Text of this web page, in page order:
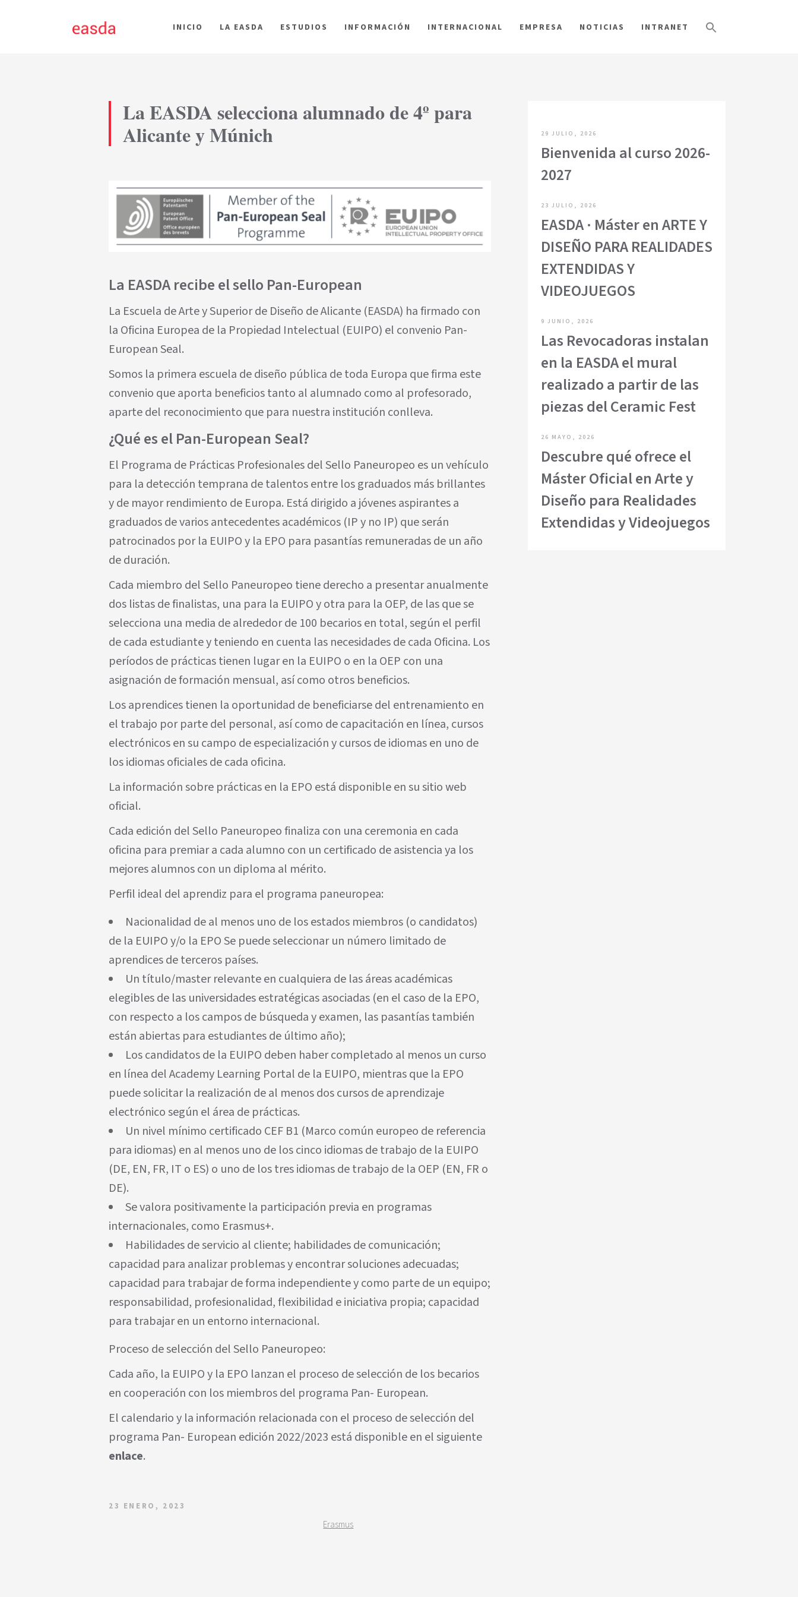
INICIO LA EASDA ESTUDIOS INFORMACIÓN INTERNACIONAL EMPRESA NOTICIAS INTRANET
La EASDA selecciona alumnado de 4º para
Alicante y Múnich
La EASDA recibe el sello Pan-European
La Escuela de Arte y Superior de Diseño de Alicante (EASDA) ha firmado con
la Oficina Europea de la Propiedad Intelectual (EUIPO) el convenio Pan-
European Seal.
Somos la primera escuela de diseño pública de toda Europa que firma este
convenio que aporta beneficios tanto al alumnado como al profesorado,
aparte del reconocimiento que para nuestra institución conlleva.
¿Qué es el Pan-European Seal?
El Programa de Prácticas Profesionales del Sello Paneuropeo es un vehículo
para la detección temprana de talentos entre los graduados más brillantes
y de mayor rendimiento de Europa. Está dirigido a jóvenes aspirantes a
graduados de varios antecedentes académicos (IP y no IP) que serán
patrocinados por la EUIPO y la EPO para pasantías remuneradas de un año
de duración.
Cada miembro del Sello Paneuropeo tiene derecho a presentar anualmente
dos listas de finalistas, una para la EUIPO y otra para la OEP, de las que se
selecciona una media de alrededor de 100 becarios en total, según el perfil
de cada estudiante y teniendo en cuenta las necesidades de cada Oficina. Los
períodos de prácticas tienen lugar en la EUIPO o en la OEP con una
asignación de formación mensual, así como otros beneficios.
Los aprendices tienen la oportunidad de beneficiarse del entrenamiento en
el trabajo por parte del personal, así como de capacitación en línea, cursos
electrónicos en su campo de especialización y cursos de idiomas en uno de
los idiomas oficiales de cada oficina.
La información sobre prácticas en la EPO está disponible en su sitio web
oficial.
Cada edición del Sello Paneuropeo finaliza con una ceremonia en cada
oficina para premiar a cada alumno con un certificado de asistencia ya los
mejores alumnos con un diploma al mérito.
Perfil ideal del aprendiz para el programa paneuropea:
Nacionalidad de al menos uno de los estados miembros (o candidatos)
de la EUIPO y/o la EPO Se puede seleccionar un número limitado de
aprendices de terceros países.
Un título/master relevante en cualquiera de las áreas académicas
elegibles de las universidades estratégicas asociadas (en el caso de la EPO,
con respecto a los campos de búsqueda y examen, las pasantías también
están abiertas para estudiantes de último año);
Los candidatos de la EUIPO deben haber completado al menos un curso
en línea del Academy Learning Portal de la EUIPO, mientras que la EPO
puede solicitar la realización de al menos dos cursos de aprendizaje
electrónico según el área de prácticas.
Un nivel mínimo certificado CEF B1 (Marco común europeo de referencia
para idiomas) en al menos uno de los cinco idiomas de trabajo de la EUIPO
(DE, EN, FR, IT o ES) o uno de los tres idiomas de trabajo de la OEP (EN, FR o
DE).
Se valora positivamente la participación previa en programas
internacionales, como Erasmus+.
Habilidades de servicio al cliente; habilidades de comunicación;
capacidad para analizar problemas y encontrar soluciones adecuadas;
capacidad para trabajar de forma independiente y como parte de un equipo;
responsabilidad, profesionalidad, flexibilidad e iniciativa propia; capacidad
para trabajar en un entorno internacional.
Proceso de selección del Sello Paneuropeo:
Cada año, la EUIPO y la EPO lanzan el proceso de selección de los becarios
en cooperación con los miembros del programa Pan- European.
El calendario y la información relacionada con el proceso de selección del
programa Pan- European edición 2022/2023 está disponible en el siguiente
enlace.
23 ENERO, 2023
Erasmus
29 JULIO, 2026
Bienvenida al curso 2026-
2027
23 JULIO, 2026
EASDA · Máster en ARTE Y
DISEÑO PARA REALIDADES
EXTENDIDAS Y
VIDEOJUEGOS
9 JUNIO, 2026
Las Revocadoras instalan
en la EASDA el mural
realizado a partir de las
piezas del Ceramic Fest
26 MAYO, 2026
Descubre qué ofrece el
Máster Oficial en Arte y
Diseño para Realidades
Extendidas y Videojuegos